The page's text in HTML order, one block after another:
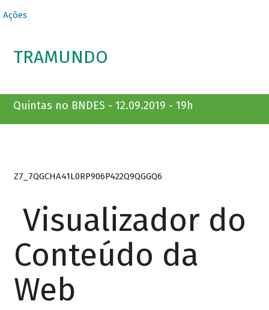
Ações
TRAMUNDO
Quintas no BNDES - 12.09.2019 - 19h
Z7_7QGCHA41L0RP906P422Q9QGGQ6
Visualizador do
Conteúdo da
Web